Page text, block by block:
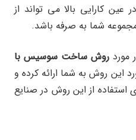
عین کارایی بالا می تواند از
شما به صرفه باشد.
موردروش ساخت سوسیس با
این روش به شما ارائه کرده و
استفاده از این روش در صنایع